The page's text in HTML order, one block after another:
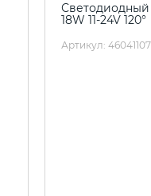
Светодиодный
18W 11-24V 120°
Артикул: